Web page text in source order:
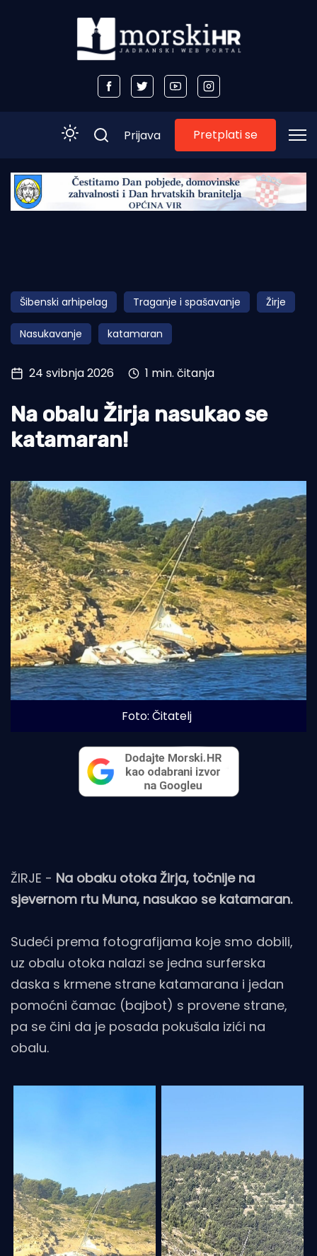
Početna
Otoci
Turizam i nautika
Pomorstvo
Ekologija
Prijava Pretplati se
Šibenski arhipelag Traganje i spašavanje Žirje
Nasukavanje katamaran
24 svibnja 2026 1 min. čitanja
Na obalu Žirja nasukao se
katamaran!
Foto: Čitatelj
ŽIRJE - Na obaku otoka Žirja, točnije na
sjevernom rtu Muna, nasukao se katamaran.
Sudeći prema fotografijama koje smo dobili,
uz obalu otoka nalazi se jedna surferska
daska s krmene strane katamarana i jedan
pomoćni čamac (bajbot) s provene strane,
pa se čini da je posada pokušala izići na
obalu.